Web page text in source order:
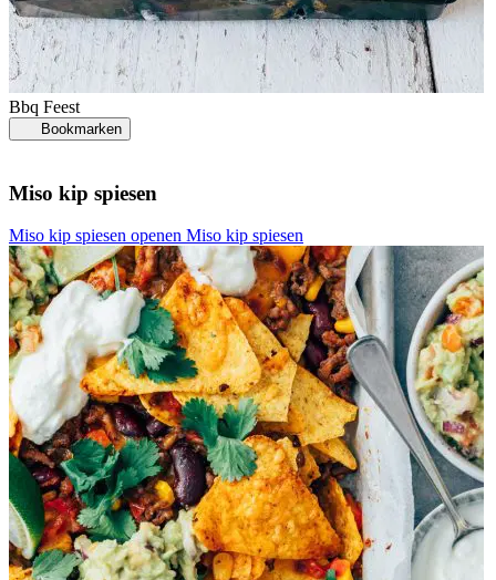
Bbq Feest
Bookmarken
Miso kip spiesen
Miso kip spiesen openen Miso kip spiesen